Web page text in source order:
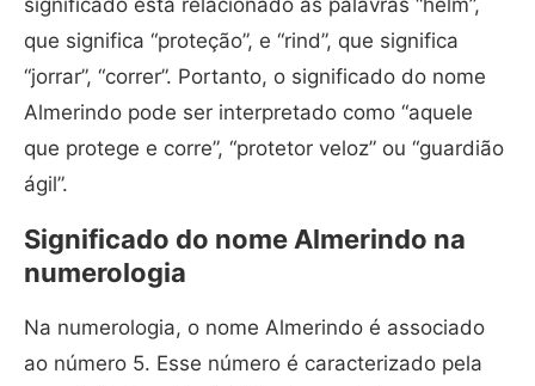
significado está relacionado às palavras “helm”,
que significa “proteção”, e “rind”, que significa
“jorrar”, “correr”. Portanto, o significado do nome
Almerindo pode ser interpretado como “aquele
que protege e corre”, “protetor veloz” ou “guardião
ágil”.
Significado do nome Almerindo na
numerologia
Na numerologia, o nome Almerindo é associado
ao número 5. Esse número é caracterizado pela